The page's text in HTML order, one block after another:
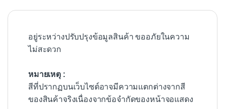
o
อยู่ระหว่างปรับปรุงข้อมูลสินค้า ขออภัยในความ
ไม่สะดวก
หมายเหตุ :
สีที่ปรากฏบนเว็บไซต์อาจมีความแตกต่างจากสี
ของสินค้าจริงเนื่องจากข้อจำกัดของหน้าจอแสดง